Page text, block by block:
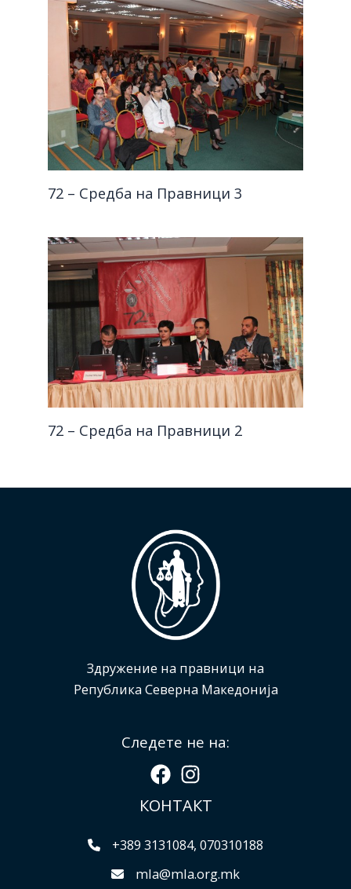
72 – Средба на Правници 3
72 – Средба на Правници 2
Здружение на правници на
Република Северна Македонија
Следете не на:
КОНТАКТ
+389 3131084, 070310188
mla@mla.org.mk